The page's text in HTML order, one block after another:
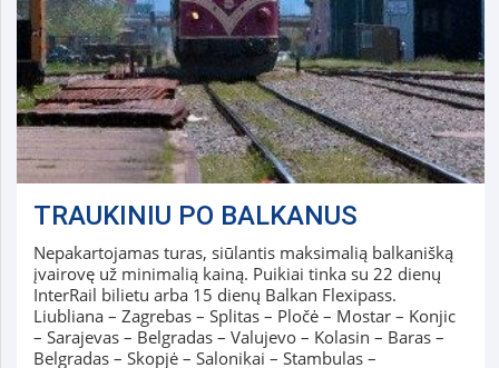
TRAUKINIU PO BALKANUS
Nepakartojamas turas, siūlantis maksimalią balkanišką
įvairovę už minimalią kainą. Puikiai tinka su 22 dienų
InterRail bilietu arba 15 dienų Balkan Flexipass.
Liubliana – Zagrebas – Splitas – Pločė – Mostar – Konjic
– Sarajevas – Belgradas – Valujevo – Kolasin – Baras –
Belgradas – Skopjė – Salonikai – Stambulas –